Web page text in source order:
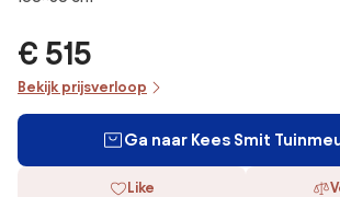
€ 515
Bekijk prijsverloop
Ga naar Kees Smit
Like